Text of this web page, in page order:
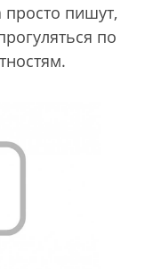
просто пишут,
по